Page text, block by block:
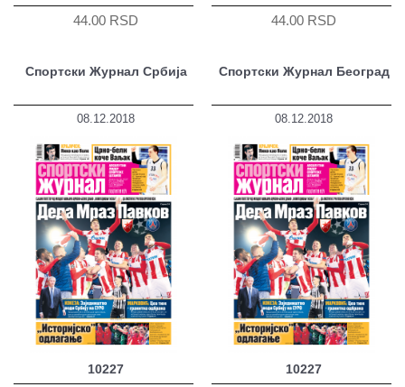
44.00 RSD 44.00 RSD
Спортски Журнал Србија
08.12.2018
10227
Спортски Журнал Београд
08.12.2018
10227